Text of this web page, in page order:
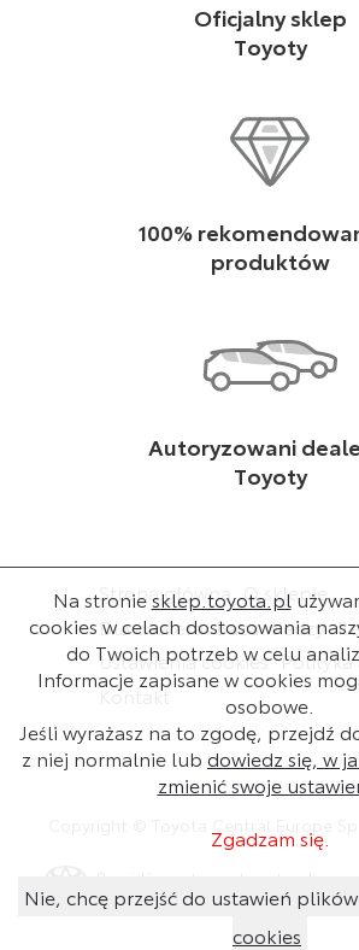
Oficjalny sklep
Toyoty
100%
produktów
Autoryzowani
Toyoty
Strona główna O sklepie
Dla dealera Baza wiedzy
Ustawienia cookies Polityka
Kontakt
Na stroniesklep.toyota.pl
cookies w celach dostosowania
do Twoich potrzeb w celu
Informacje zapisane w cookies
osobowe.
Jeśli wyrażasz na to zgodę, przejdź
z niej normalnie lub dowiedz się, w
zmienić swoje
Zgadzam się.
Nie, chcę przejść do ustawień plików
cookies